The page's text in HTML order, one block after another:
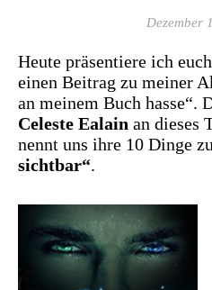
Dezember
Heute präsentiere ich
einen Beitrag zu meiner
an meinem Buch hasse“.
Celeste Ealain an dieses
nennt uns ihre 10 Dinge
sichtbar“.